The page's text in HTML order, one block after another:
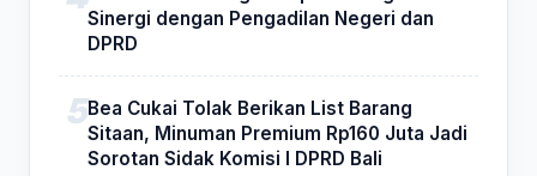
Sinergi dengan Pengadilan Negeri dan
DPRD
Bea Cukai Tolak Berikan List Barang
Sitaan, Minuman Premium Rp160 Juta Jadi
Sorotan Sidak Komisi I DPRD Bali